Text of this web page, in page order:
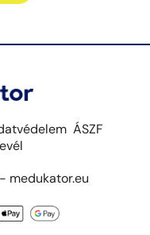
ÁSZF
medukator.eu